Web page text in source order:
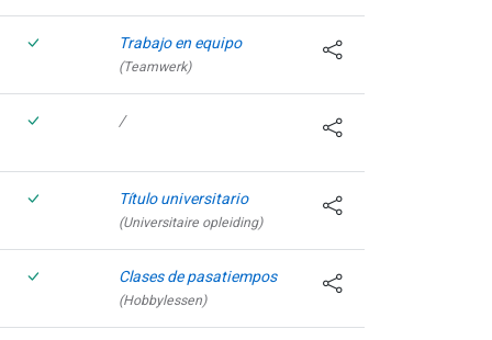
Trabajo en equipo
(Teamwerk)
/
Título universitario
(Universitaire opleiding)
Clases de pasatiempos
(Hobbylessen)